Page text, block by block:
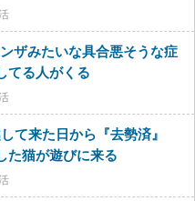
ザみたいな具合悪そうな症
てる人がくる
て来た日から『去勢済』
た猫が遊びに来る